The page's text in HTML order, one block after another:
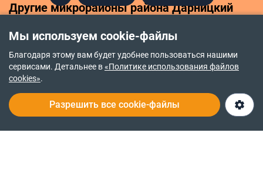
Мы используем cookie-файлы
Благодаря этому вам будет удобнее пользоваться нашими
сервисами. Детальнее в«Политике использования файлов
cookies».
Разрешить все cookie-файлы
Другие микрорайоны района Дарницкий
Позняки Харьковский Массив
Политика возврата средств
Политика приватности